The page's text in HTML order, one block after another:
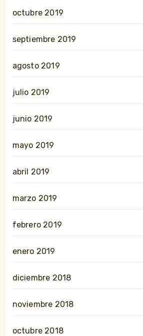
octubre 2019
septiembre 2019
agosto 2019
julio 2019
junio 2019
mayo 2019
abril 2019
marzo 2019
febrero 2019
enero 2019
diciembre 2018
noviembre 2018
octubre 2018